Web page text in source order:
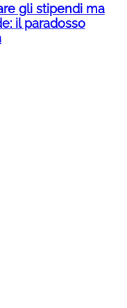
gli stipendi ma
il paradosso